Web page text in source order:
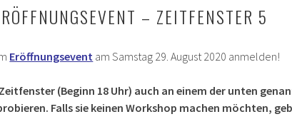
– ZEITFENSTER 5
Eröffnungsevent am Samstag 29. August 2020 anmelden!
(Beginn 18 Uhr) auch an einem der unten
Falls sie keinen Workshop machen möchten,